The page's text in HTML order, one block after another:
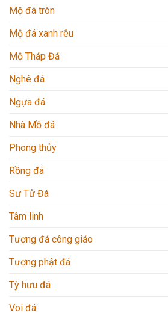
Mộ đá tròn
Mộ đá xanh rêu
Mộ Tháp Đá
Nghê đá
Ngựa đá
Nhà Mồ đá
Phong thủy
Rồng đá
Sư Tử Đá
Tâm linh
Tượng đá công giáo
Tượng phật đá
Tỳ hưu đá
Voi đá